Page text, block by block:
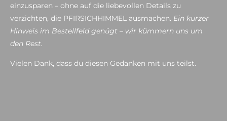
einzusparen – ohne auf die liebevollen Details zu
verzichten, die PFIRSICHHIMMEL ausmachen. Ein kurzer
Hinweis im Bestellfeld genügt – wir kümmern uns um
den Rest.
Vielen Dank, dass du diesen Gedanken mit uns teilst.